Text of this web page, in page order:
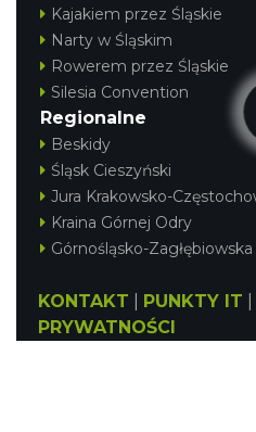
Kajakiem przez Śląskie
Narty w Śląskim
Rowerem przez Śląskie
Silesia Convention
Regionalne
Beskidy
Śląsk Cieszyński
Jura Krakowsko-
Kraina Górnej Odry
Górnośląsko-
KONTAKT PUNKTY IT
PRYWATNOŚCI